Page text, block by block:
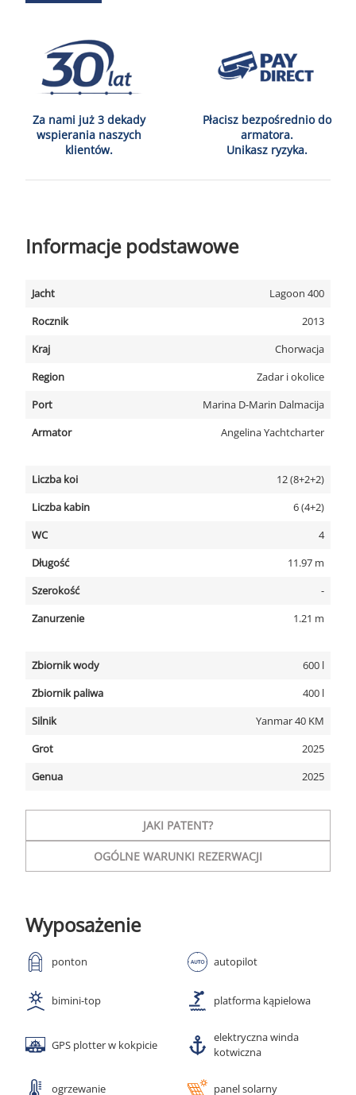
Za nami już 3 dekady
wspierania naszych
klientów.
Płacisz bezpośrednio do
armatora.
Unikasz ryzyka.
Informacje podstawowe
Jacht
Lagoon 400
Rocznik
2013
Kraj
Chorwacja
Region
Zadar i okolice
Port
Marina D-Marin Dalmacija
Armator
Angelina Yachtcharter
Liczba koi
12 (8+2+2)
Liczba kabin
6 (4+2)
WC
4
Długość
11.97 m
Szerokość
-
Zanurzenie
1.21 m
Zbiornik wody
600 l
Zbiornik paliwa
400 l
Silnik
Yanmar 40 KM
Grot
2025
Genua
2025
JAKI PATENT?
OGÓLNE WARUNKI REZERWACJI
Wyposażenie
ponton autopilot
bimini-top platforma kąpielowa
GPS plotter w kokpicie
elektryczna winda
kotwiczna
ogrzewanie panel solarny